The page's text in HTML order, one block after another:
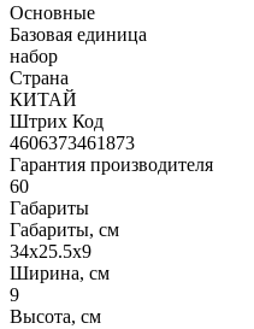
Основные
Базовая единица
набор
Страна
КИТАЙ
Штрих Код
4606373461873
Гарантия производителя
60
Габариты
Габариты, см
34x25.5x9
Ширина, см
9
Высота, см